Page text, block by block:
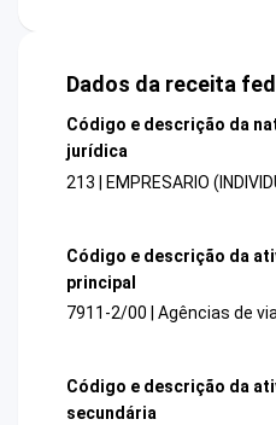
Dados da receita
Código e descrição da
jurídica
213 | EMPRESARIO
Código e descrição da
principal
7911-2/00 | Agências de
Código e descrição da
secundária